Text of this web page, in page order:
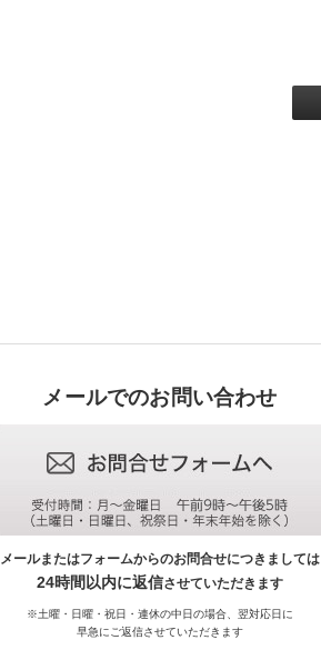
メールでのお問い合わせ
メールまたはフォームからのお問合せにつきましては
24時間以内に返信させていただきます
※土曜・日曜・祝日・連休の中日の場合、翌対応日に
早急にご返信させていただきます